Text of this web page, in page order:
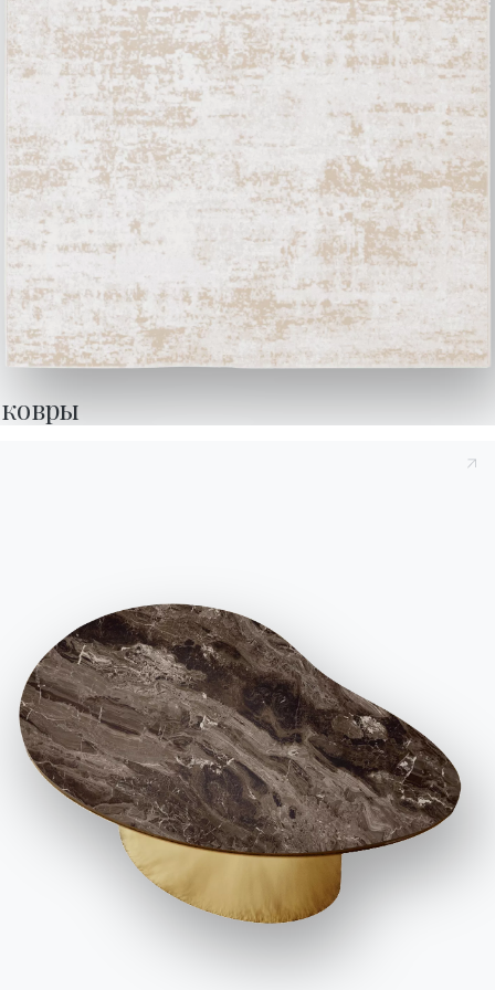
ковры
Bontempi.
Перейти в раздел
загрузки
рассылку, чтобы
получать последние
новости.
Подпишитесь на
рассылку
Часто задаваемые
вопросы
У вас есть вопросы?
Найдите ответы в
разделе FAQ.
Перейти к разделу FAQ
Запросить
информацию
Заполните нашу форму,
чтобы запросить
информацию.
Доступ к форме
Ingenia Casa
Этический кодекс
Подпишитесь на рассылку
BONTEMPI
Продукция
Конфигуратор
Bontempi Space
Локатор магазинов